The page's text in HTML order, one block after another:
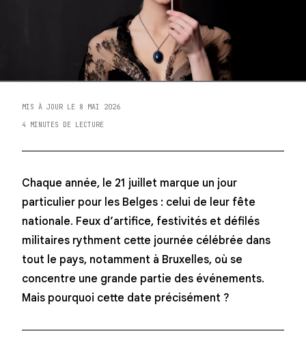
MIS À JOUR LE 8 MAI 2026
4 MINUTES DE LECTURE
Chaque année, le 21 juillet marque un jour
particulier pour les Belges : celui de leur fête
nationale. Feux d’artifice, festivités et défilés
militaires rythment cette journée célébrée dans
tout le pays, notamment à Bruxelles, où se
concentre une grande partie des événements.
Mais pourquoi cette date précisément ?